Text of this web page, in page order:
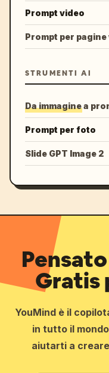
Prompt video
Prompt per pagine
STRUMENTI AI
Da immagine a
Prompt per foto
Slide GPT Image 2
Gratis
YouMind è il
in tutto il
aiutarti a